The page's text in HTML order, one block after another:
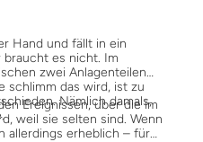
Hand und fällt in ein
es nicht. Im
zwei Anlagenteilen
schlimm das wird, ist zu
Nämlich damals,
Ereignissen, über die im
weil sie selten sind. Wenn
allerdings erheblich – für